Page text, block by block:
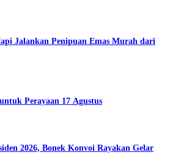
Jalankan Penipuan Emas Murah dari
Perayaan 17 Agustus
2026, Bonek Konvoi Rayakan Gelar